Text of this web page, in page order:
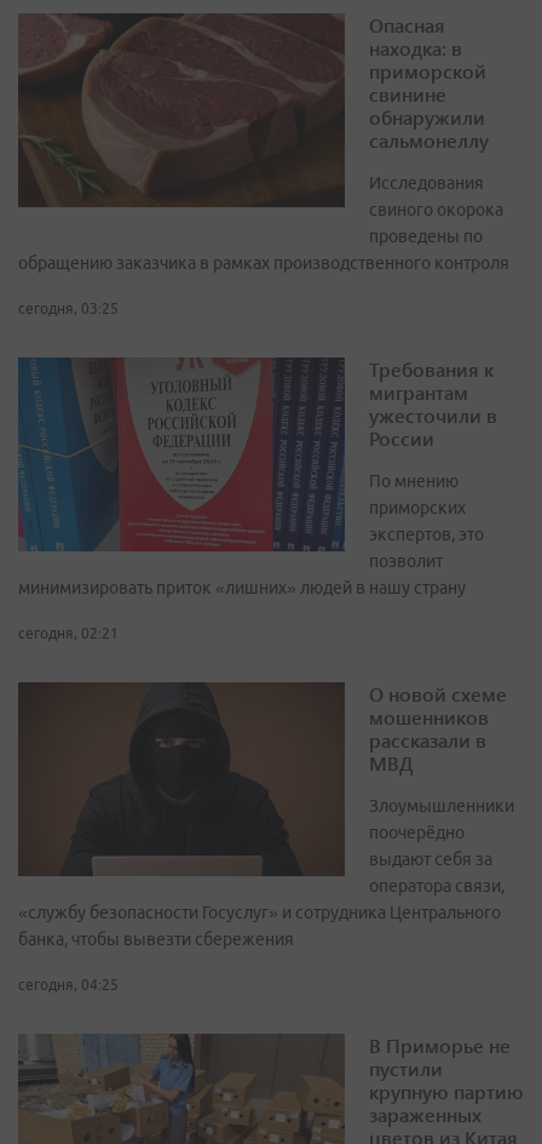
Опасная
находка: в
приморской
свинине
обнаружили
сальмонеллу
Исследования
свиного окорока
проведены по
обращению заказчика в рамках производственного контроля
сегодня, 03:25
Требования к
мигрантам
ужесточили в
России
По мнению
приморских
экспертов, это
позволит
минимизировать приток «лишних» людей в нашу страну
сегодня, 02:21
О новой схеме
мошенников
рассказали в
МВД
Злоумышленники
поочерёдно
выдают себя за
оператора связи,
«службу безопасности Госуслуг» и сотрудника Центрального
банка, чтобы вывезти сбережения
сегодня, 04:25
В Приморье не
пустили
крупную партию
зараженных
цветов из Китая